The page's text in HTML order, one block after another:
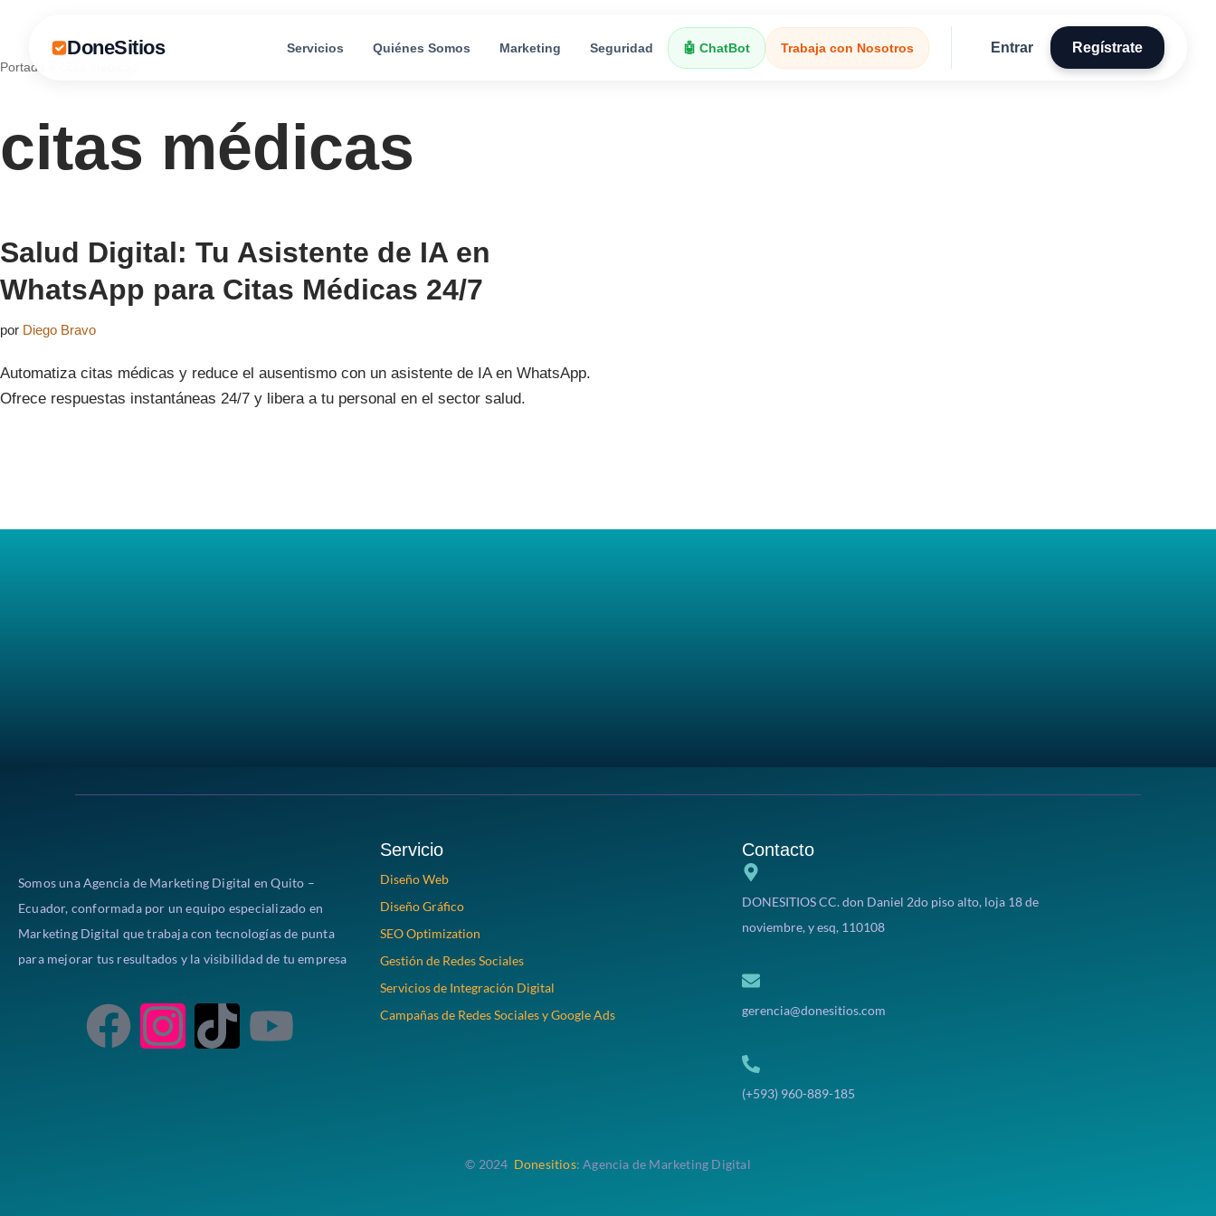
Saltar
al
DoneSitios Servicios Quiénes Somos Marketing Seguridad 🤖 ChatBot Trabaja con Nosotros Entrar Regístrate
Portada
citas médicas
Salud Digital: Tu Asistente de IA en
WhatsApp para Citas Médicas 24/7
por Diego Bravo
Automatiza citas médicas y reduce el ausentismo con un asistente de IA en WhatsApp.
Ofrece respuestas instantáneas 24/7 y libera a tu personal en el sector salud.
Somos una Agencia de Marketing Digital en Quito –
Ecuador, conformada por un equipo especializado en
Marketing Digital que trabaja con tecnologías de punta
para mejorar tus resultados y la visibilidad de tu empresa
Servicio
Diseño Web
Diseño Gráfico
SEO Optimization
Gestión de Redes Sociales
Servicios de Integración Digital
Campañas de Redes Sociales y Google Ads
Contacto
DONESITIOS CC. don Daniel 2do piso alto, loja 18 de
noviembre, y esq, 110108
gerencia@donesitios.com
(+593) 960-889-185
© 2024 Donesitios: Agencia de Marketing Digital